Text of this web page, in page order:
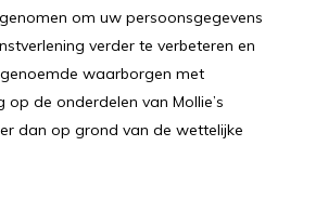
om uw persoonsgegevens
verder te verbeteren en
waarborgen met
de onderdelen van Mollie’s
dan op grond van de wettelijke